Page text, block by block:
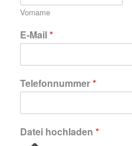
Vorname
E-Mail*
Telefonnummer*
Datei hochladen *